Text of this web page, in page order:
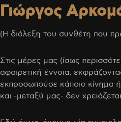
Γιώργος
(Η διάλεξη του συνθέτη που
Στις μέρες μας (ίσως
αφαιρετική έννοια,
εκπροσωπούσε κάποιο κίνημα ή
και -μεταξύ μας- δεν